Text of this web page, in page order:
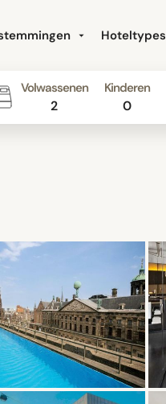
Hoteltypes
Volwassenen
2
Kinderen
0